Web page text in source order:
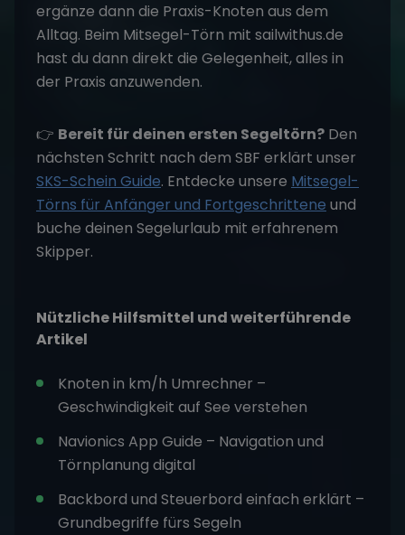
ergänze dann die Praxis-Knoten aus dem
Alltag. Beim Mitsegel-Törn mit sailwithus.de
hast du dann direkt die Gelegenheit, alles in
der Praxis anzuwenden.
👉 Bereit für deinen ersten Segeltörn? Den
nächsten Schritt nach dem SBF erklärt unser
SKS-Schein Guide. Entdecke unsere Mitsegel-
Törns für Anfänger und Fortgeschrittene und
buche deinen Segelurlaub mit erfahrenem
Skipper.
Nützliche Hilfsmittel und weiterführende
Artikel
Knoten in km/h Umrechner –
Geschwindigkeit auf See verstehen
Navionics App Guide – Navigation und
Törnplanung digital
Backbord und Steuerbord einfach erklärt –
Grundbegriffe fürs Segeln